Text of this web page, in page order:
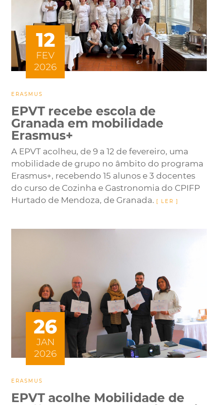
12
FEV
2026
ERASMUS
EPVT recebe escola de
Granada em mobilidade
Erasmus+
A EPVT acolheu, de 9 a 12 de fevereiro, uma
mobilidade de grupo no âmbito do programa
Erasmus+, recebendo 15 alunos e 3 docentes
do curso de Cozinha e Gastronomia do CPIFP
Hurtado de Mendoza, de Granada.
26
JAN
2026
ERASMUS
EPVT acolhe Mobilidade de